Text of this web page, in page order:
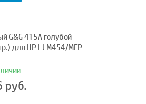
G&G 415A голубой
для HP LJ M454/MFP
руб.